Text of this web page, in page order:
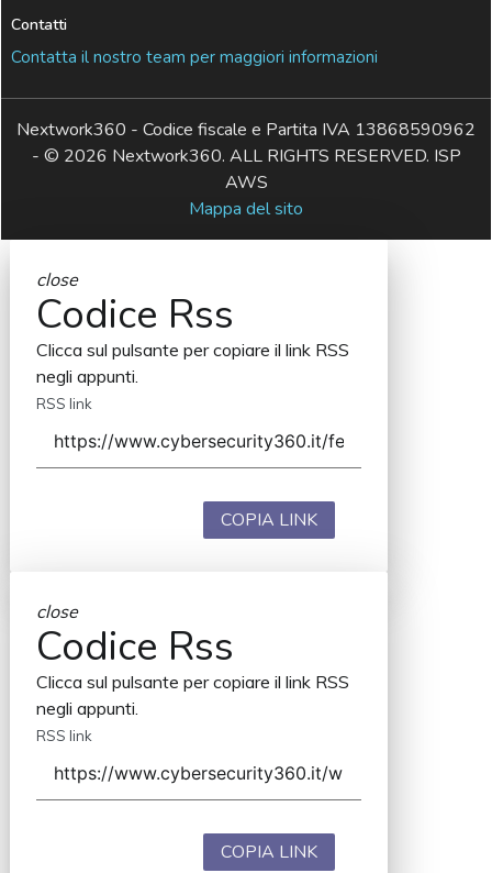
Contatti
Contatta il nostro team per maggiori informazioni
Nextwork360 - Codice fiscale e Partita IVA 13868590962
- © 2026 Nextwork360. ALL RIGHTS RESERVED. ISP
AWS
Mappa del sito
close
Codice Rss
Clicca sul pulsante per copiare il link RSS
negli appunti.
RSS link
COPIA LINK
close
Codice Rss
Clicca sul pulsante per copiare il link RSS
negli appunti.
RSS link
COPIA LINK